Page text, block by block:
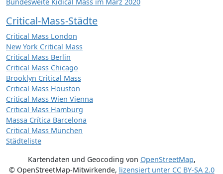
Critical-Mass-Städte
Critical Mass London
New York Critical Mass
Critical Mass Berlin
Critical Mass Chicago
Brooklyn Critical Mass
Critical Mass Houston
Critical Mass Wien Vienna
Critical Mass Hamburg
Massa Crítica Barcelona
Critical Mass München
Städteliste
Kartendaten und Geocoding von OpenStreetMap,
© OpenStreetMap-Mitwirkende, lizensiert unter CC BY-SA 2.0